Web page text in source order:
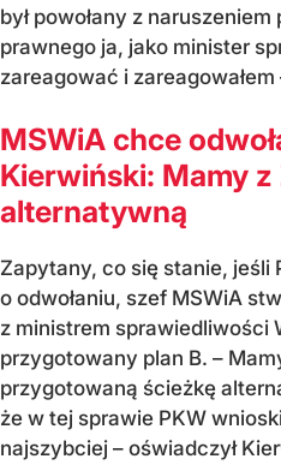
był powołany z
prawnego ja, jako minister
zareagować i zareagowałem
MSWiA chce
Kierwiński: Mamy
alternatywną
Zapytany, co się stanie, jeśli
o odwołaniu, szef MSWiA
z ministrem sprawiedliwości
przygotowany plan B. –
przygotowaną ścieżkę
że w tej sprawie PKW
najszybciej – oświadczył